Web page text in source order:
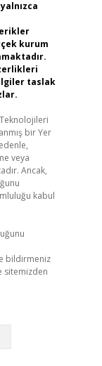
kurum
taslak
Teknolojileri
bir Yer
veya
Ancak,
kabul
bildirmeniz
sitemizden